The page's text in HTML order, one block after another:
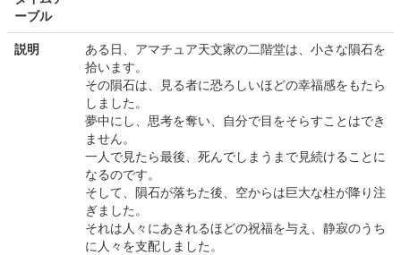
ーブル
説明
ある日、アマチュア天文家の二階堂は、小さな隕石を
拾います。
その隕石は、見る者に恐ろしいほどの幸福感をもたら
しました。
夢中にし、思考を奪い、自分で目をそらすことはでき
ません。
一人で見たら最後、死んでしまうまで見続けることに
なるのです。
そして、隕石が落ちた後、空からは巨大な柱が降り注
ぎました。
それは人々にあきれるほどの祝福を与え、静寂のうち
に人々を支配しました。